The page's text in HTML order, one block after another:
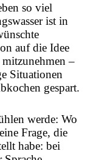
so viel
ist in
auf die Idee
mitzunehmen –
Situationen
gespart.
werde: Wo
Frage, die
habe: bei